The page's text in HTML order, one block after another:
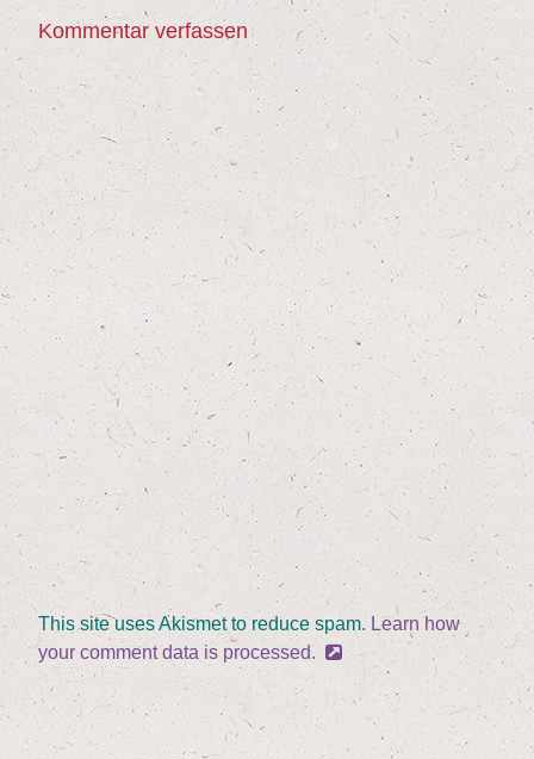
Kommentar verfassen
This site uses Akismet to reduce spam. Learn how
your comment data is processed.